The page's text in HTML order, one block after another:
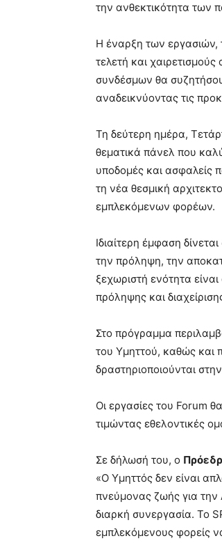
την ανθεκτικότητα των
Η έναρξη των εργασιών,
τελετή και
συνδέσμων θα
αναδεικνύοντας τις
Τη δεύτερη ημέρα,
θεματικά πάνελ που
υποδομές και ασφαλείς
τη νέα θεσμική
εμπλεκόμενων φορέων.
Ιδιαίτερη έμφαση
την πρόληψη, την
ξεχωριστή ενότητα
πρόληψης και
Στο πρόγραμμα
του Υμηττού, καθώς και
δραστηριοποιούνται
Οι εργασίες του Forum
τιμώντας εθελοντικές
Σε δήλωσή του, ο
«Ο Υμηττός δεν είναι
πνεύμονας ζωής για την
διαρκή συνεργασία. Το
εμπλεκόμενους φορείς